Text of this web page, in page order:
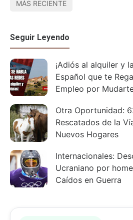
MÁS RECIENTE
Seguir Leyendo
¡Adiós al alquiler y
Español que te
Empleo por
Otra Oportunidad:
Rescatados de la
Nuevos Hogares
Internacionales:
Ucraniano por
Caídos en Guerra